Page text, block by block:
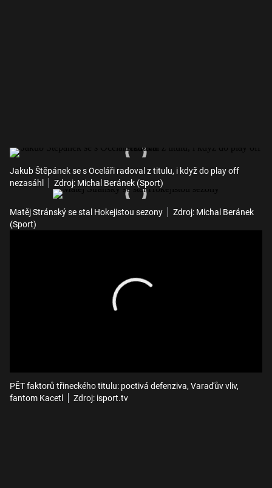
Jakub Štěpánek se s Oceláři radoval z titulu, i když do play off
nezasáhl
Zdroj: Michal Beránek (Sport)
Matěj Stránský se stal Hokejistou sezony
Zdroj: Michal Beránek
(Sport)
PĚT faktorů třineckého titulu: poctivá defenziva, Varaďův vliv,
fantom Kacetl
Zdroj: isport.tv